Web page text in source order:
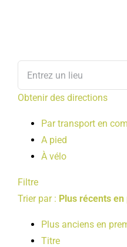
Obtenir des directions
Par transport en
A pied
À vélo
Filtre
Trier par : Plus récents
Plus anciens en
Titre